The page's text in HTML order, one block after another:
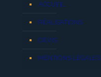
ACCUEIL
RÉALISATIONS
DEVIS
MENTIONS LÉGALES